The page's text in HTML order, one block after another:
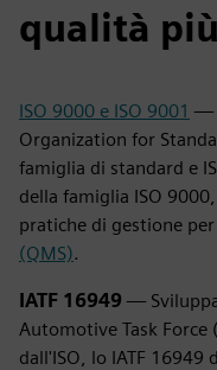
qualità
ISO 9000 e ISO 9001 —
Organization for
famiglia di standard e
della famiglia ISO
pratiche di gestione per
(QMS).
IATF 16949 —
Automotive Task Force
dall'ISO, lo IATF